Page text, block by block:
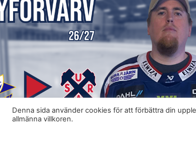
Denna sida använder cookies för att förbättra din
allmänna villkoren.